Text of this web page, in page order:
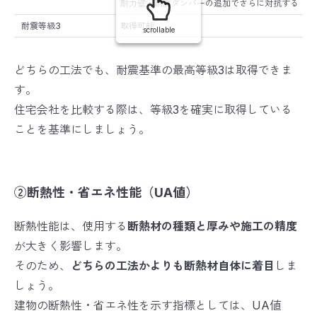
耐力壁・制震ダンパーの追加でさらに対抗する
耐震等級3 取得可能scrollable
どちらの工法でも、耐震基準の最高等級3は取得できま
す。
住宅会社を比較する際は、等級3を確実に取得している
ことを基準にしましょう。
②断熱性・省エネ性能（UA値）
断熱性能は、使用する 断熱材の種類と厚みや施工の精度
が大きく影響します。
そのため、
どちらの工法かよりも断熱材自体に着目 しま
しょう。
建物の断熱性・省エネ性を示す指標としては、UA値